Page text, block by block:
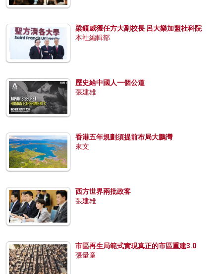
梁鏡威獲任方大副校長 呂大樂加盟社科院
本社編輯部
歷史給中國人一個公道
張建雄
香港五年規劃須提前布局大鵬灣
來文
西方世界兩批政客
張建雄
市區再生局範式實現真正的市區重建3.0
張量童